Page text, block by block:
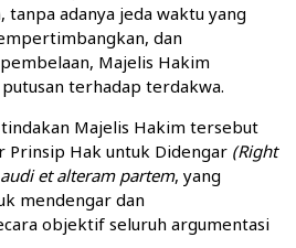
tanpa adanya jeda waktu yang
dan
Majelis Hakim
terhadap terdakwa.
Majelis Hakim tersebut
Prinsip Hak untuk Didengar (Right
audi et alteram partem, yang
mendengar dan
objektif seluruh argumentasi